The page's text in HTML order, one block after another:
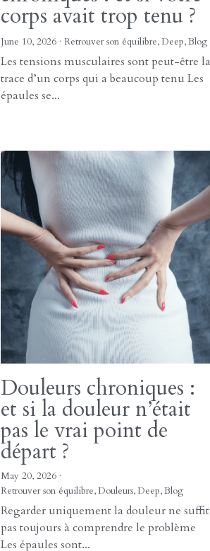
Tensions musculaires
chroniques : et si votre
corps avait trop tenu ?
10 juin 2026 Retrouver son équilibre, Blog
Les tensions musculaires sont peut-être la
trace d’un corps qui a beaucoup tenu Les
épaules se...